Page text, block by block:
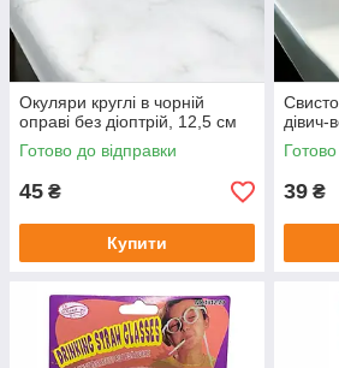
Окуляри круглі в чорній
оправі без діоптрій, 12,5 см
Готово до відправки
45 ₴
Купити
дівич-
39 ₴